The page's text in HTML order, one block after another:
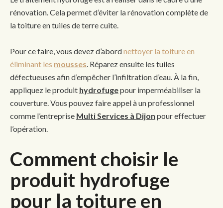
rénovation. Cela permet d’éviter la rénovation complète de
la toiture en tuiles de terre cuite.
Pour ce faire, vous devez d’abordnettoyer la toiture en
éliminant les mousses . Réparez ensuite les tuiles
défectueuses afin d’empêcher l’infiltration d’eau. À la fin,
appliquez le produit hydrofugepour imperméabiliser la
couverture. Vous pouvez faire appel à un professionnel
comme l’entreprise Multi Services à Dijon pour effectuer
l’opération.
Comment choisir le
produit hydrofuge
pour la toiture en